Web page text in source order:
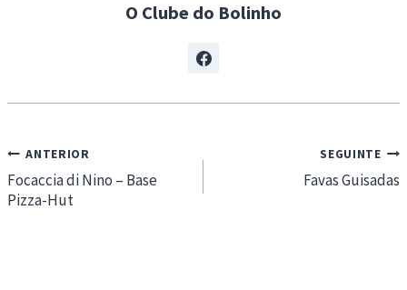
O Clube do Bolinho
Navegação
de
artigos
ANTERIOR
Focaccia di Nino – Base
Pizza-Hut
SEGUINTE
Favas Guisadas